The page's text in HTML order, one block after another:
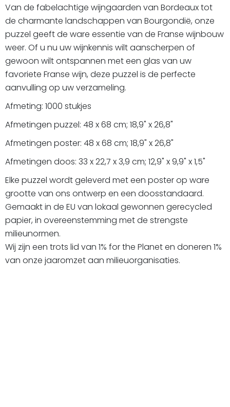
Van de fabelachtige wijngaarden van Bordeaux tot
de charmante landschappen van Bourgondië, onze
puzzel geeft de ware essentie van de Franse wijnbouw
weer. Of u nu uw wijnkennis wilt aanscherpen of
gewoon wilt ontspannen met een glas van uw
favoriete Franse wijn, deze puzzel is de perfecte
aanvulling op uw verzameling.
Afmeting: 1000 stukjes
Afmetingen puzzel: 48 x 68 cm; 18,9" x 26,8"
Afmetingen poster: 48 x 68 cm; 18,9" x 26,8"
Afmetingen doos: 33 x 22,7 x 3,9 cm; 12,9" x 9,9" x 1,5"
Elke puzzel wordt geleverd met een poster op ware
grootte van ons ontwerp en een doosstandaard.
Gemaakt in de EU van lokaal gewonnen gerecycled
papier, in overeenstemming met de strengste
milieunormen.
Wij zijn een trots lid van 1% for the Planet en doneren 1%
van onze jaaromzet aan milieuorganisaties.